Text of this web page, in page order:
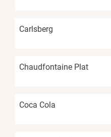
Carlsberg
Chaudfontaine Plat
Coca Cola